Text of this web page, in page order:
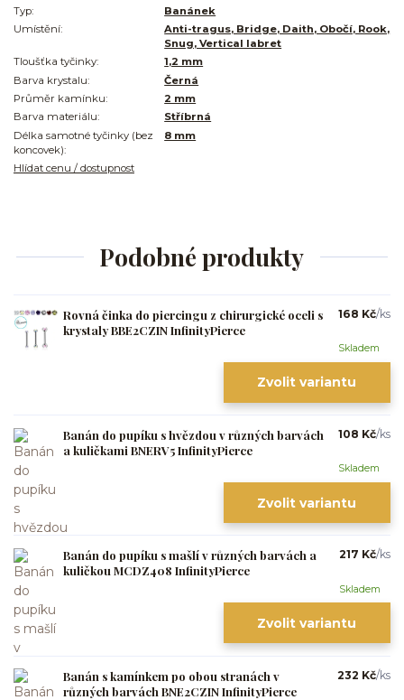
Typ:
Banánek
Umístění:
Anti-tragus, Bridge, Daith, Obočí, Rook,
Snug, Vertical labret
Tloušťka tyčinky:
1,2 mm
Barva krystalu:
Černá
Průměr kamínku:
2 mm
Barva materiálu:
Stříbrná
Délka samotné tyčinky (bez
koncovek):
8 mm
Hlídat cenu / dostupnost
Podobné produkty
Rovná činka do piercingu z chirurgické oceli s
krystaly BBE2CZIN InfinityPierce
168 Kč/ks
Skladem
Zvolit variantu
Banán do pupíku s hvězdou v různých barvách
a kuličkami BNERV5 InfinityPierce
108 Kč/ks
Skladem
Zvolit variantu
Banán do pupíku s mašlí v různých barvách a
kuličkou MCDZ408 InfinityPierce
217 Kč/ks
Skladem
Zvolit variantu
Banán s kamínkem po obou stranách v
různých barvách BNE2CZIN InfinityPierce
232 Kč/ks